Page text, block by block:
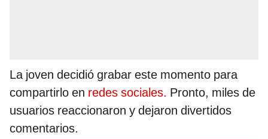
La joven decidió grabar este momento para
compartirlo en redes sociales. Pronto, miles de
usuarios reaccionaron y dejaron divertidos
comentarios.